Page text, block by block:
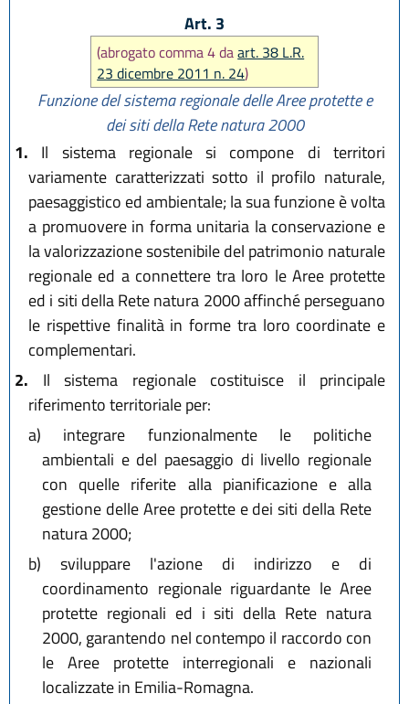
Art. 3
(abrogato comma 4 daart. 38 L.R.
23 dicembre 2011 n. 24)
Funzione del sistema regionale delle Aree protette e
dei siti della Rete natura 2000
1. Il sistema regionale si compone di territori
variamente caratterizzati sotto il profilo naturale,
paesaggistico ed ambientale; la sua funzione è volta
a promuovere in forma unitaria la conservazione e
la valorizzazione sostenibile del patrimonio naturale
regionale ed a connettere tra loro le Aree protette
ed i siti della Rete natura 2000 affinché perseguano
le rispettive finalità in forme tra loro coordinate e
complementari.
2. Il sistema regionale costituisce il principale
riferimento territoriale per:
a) integrare funzionalmente le politiche
ambientali e del paesaggio di livello regionale
con quelle riferite alla pianificazione e alla
gestione delle Aree protette e dei siti della Rete
natura 2000;
b) sviluppare l'azione di indirizzo e di
coordinamento regionale riguardante le Aree
protette regionali ed i siti della Rete natura
2000, garantendo nel contempo il raccordo con
le Aree protette interregionali e nazionali
localizzate in Emilia-Romagna.